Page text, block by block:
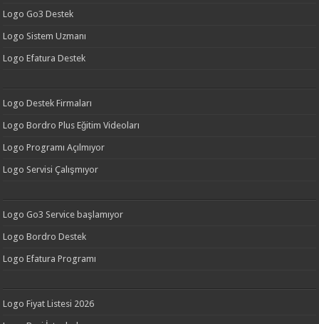
Logo Go3 Destek
Logo Sistem Uzmanı
Logo Efatura Destek
Logo Destek Firmaları
Logo Bordro Plus Eğitim Videoları
Logo Programı Açılmıyor
Logo Servisi Çalışmıyor
Logo Go3 Service başlamıyor
Logo Bordro Destek
Logo Efatura Programı
Logo Fiyat Listesi 2026